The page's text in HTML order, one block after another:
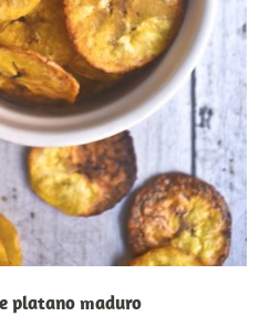
platano maduro